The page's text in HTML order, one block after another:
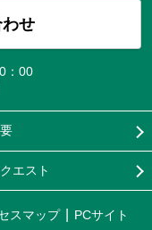
せ
：00
エスト
スマップ
PCサイト